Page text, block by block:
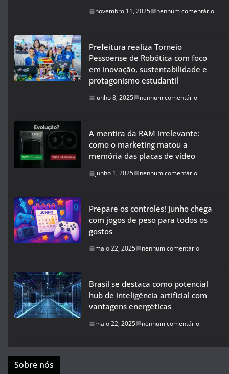
novembro 11, 2025 nenhum comentário
Prefeitura realiza Torneio
Pessoense de Robótica com foco
em inovação, sustentabilidade e
protagonismo estudantil
junho 8, 2025 nenhum comentário
A mentira da RAM irrelevante:
como o marketing matou a
memória das placas de vídeo
junho 1, 2025 nenhum comentário
Prepare os controles! Junho chega
com jogos de peso para todos os
gostos
maio 22, 2025 nenhum comentário
Brasil se destaca como potencial
hub de inteligência artificial com
vantagens energéticas
maio 22, 2025 nenhum comentário
Sobre nós